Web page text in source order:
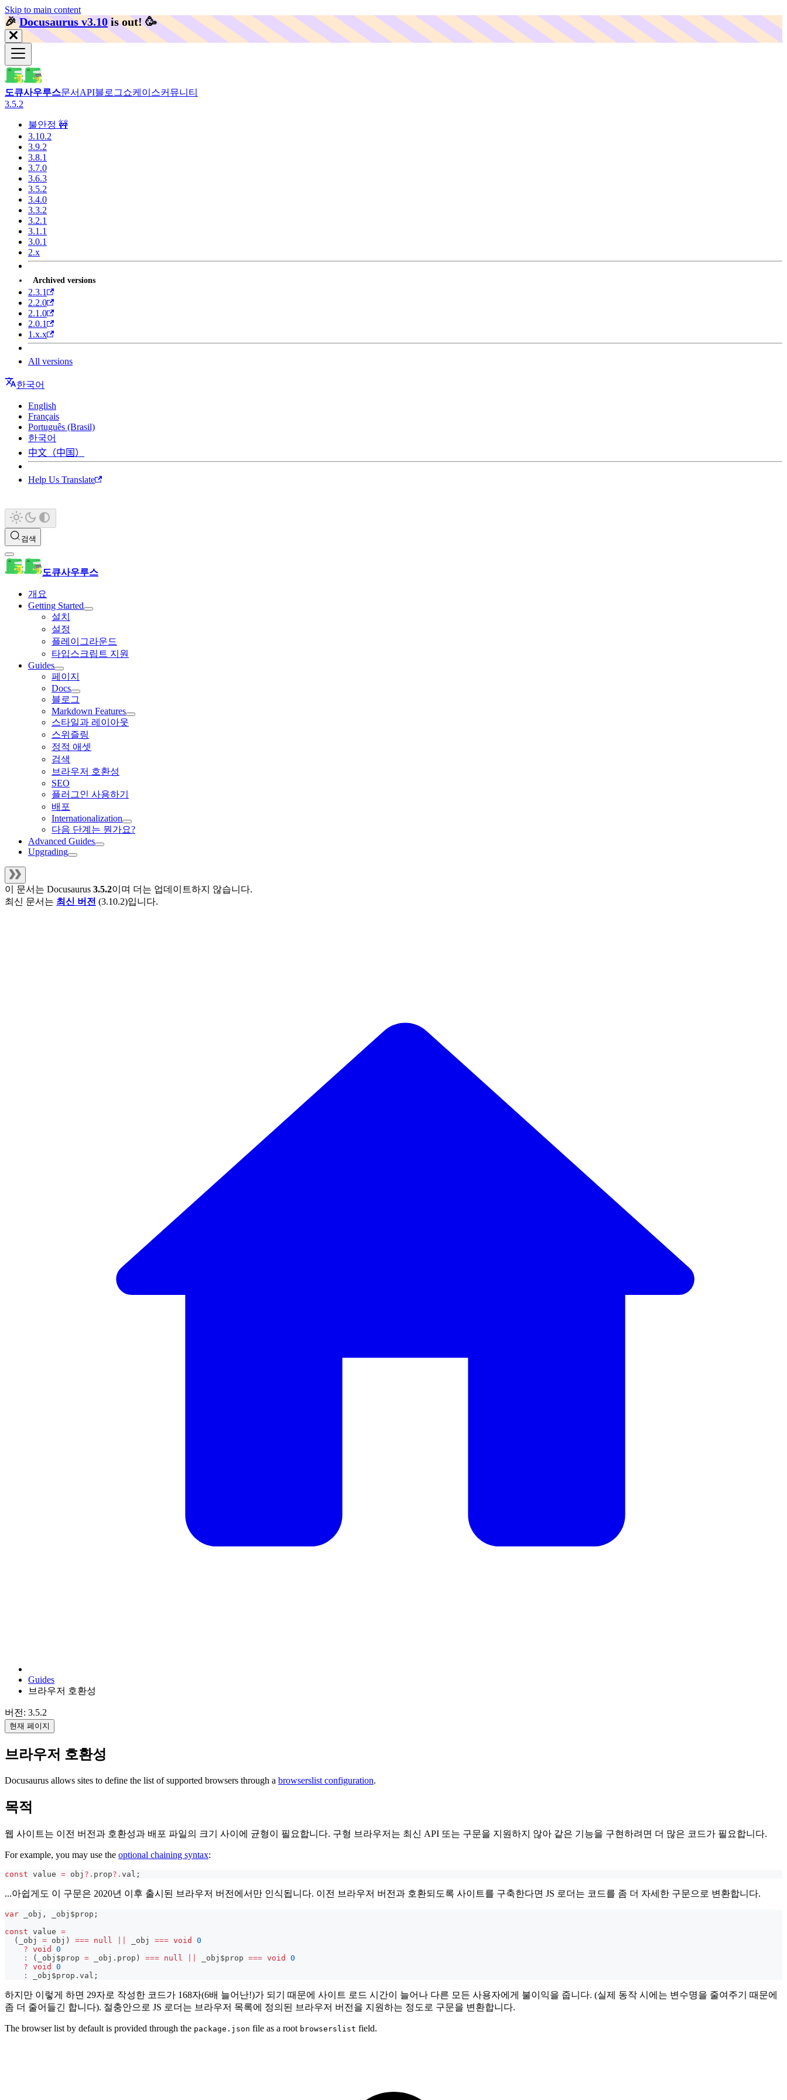
Skip to main content
🎉️Docusaurus v3.10 is out! 🥳️
도큐사우루스문서 API블로그쇼케이스커뮤니티
3.5.2
불안정 🚧
3.10.2
3.9.2
3.8.1
3.7.0
3.6.3
3.5.2
3.4.0
3.3.2
3.2.1
3.1.1
3.0.1
2.x
Archived versions
2.3.1
2.2.0
2.1.0
2.0.1
1.x.x
All versions
한국어
English
Français
Português (Brasil)
한국어
中文（中国）
Help Us Translate
검색
도큐사우루스
개요
Getting Started
설치
설정
플레이그라운드
타입스크립트 지원
Guides
페이지
Docs
블로그
Markdown Features
스타일과 레이아웃
스위즐링
정적 애셋
검색
브라우저 호환성
SEO
플러그인 사용하기
배포
Internationalization
다음 단계는 뭔가요?
Advanced Guides
Upgrading
이 문서는 Docusaurus 3.5.2이며 더는 업데이트하지 않습니다.
최신 문서는 최신 버전 (3.10.2)입니다.
Guides
브라우저 호환성
버전: 3.5.2
현재 페이지
브라우저 호환성
Docusaurus allows sites to define the list of supported browsers through a browserslist configuration.
목적
웹 사이트는 이전 버전과 호환성과 배포 파일의 크기 사이에 균형이 필요합니다. 구형 브라우저는 최신 API 또는 구문을 지원하지 않아 같은 기능을 구현하려면 더 많은 코드가 필요합니다.
For example, you may use the optional chaining syntax:
const value = obj ?. prop?. val ;
...아쉽게도 이 구문은 2020년 이후 출시된 브라우저 버전에서만 인식됩니다. 이전 브라우저 버전과 호환되도록 사이트를 구축한다면 JS 로더는 코드를 좀 더 자세한 구문으로 변환합니다.
var _obj , _obj$prop ;
const value =
(
_obj = obj ) === null _obj === void
0
? void
0
:
( _obj$prop = _obj . prop ) === null _obj$prop === void
0
? void
0
:
_obj$prop . val ;
하지만 이렇게 하면 29자로 작성한 코드가 168자(6배 늘어난!)가 되기 때문에 사이트 로드 시간이 늘어나 다른 모든 사용자에게 불이익을 줍니다. (실제 동작 시에는 변수명을 줄여주기 때문에
좀 더 줄어들긴 합니다). 절충안으로 JS 로더는 브라우저 목록에 정의된 브라우저 버전을 지원하는 정도로 구문을 변환합니다.
The browser list by default is provided through the package.json file as a root browserslist field.